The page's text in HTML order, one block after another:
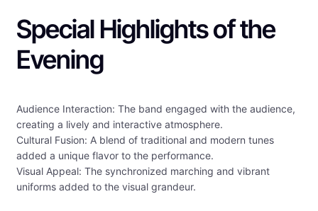
Special Highlights of the
Evening
Audience Interaction: The band engaged with the audience,
creating a lively and interactive atmosphere.
Cultural Fusion: A blend of traditional and modern tunes
added a unique flavor to the performance.
Visual Appeal: The synchronized marching and vibrant
uniforms added to the visual grandeur.